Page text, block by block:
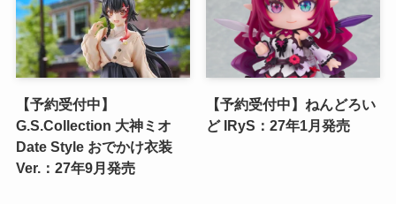
【予約受付中】
G.S.Collection 大神ミオ
Date Style おでかけ衣装
Ver.：27年9月発売
【予約受付中】ねんどろい
ど IRyS：27年1月発売